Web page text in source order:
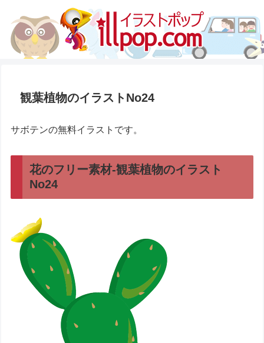
観葉植物のイラストNo24
サボテンの無料イラストです。
花のフリー素材-観葉植物のイラスト
No24